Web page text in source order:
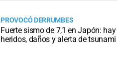
PROVOCÓ DERRUMBES
Fuerte sismo de 7,1 en Japón: hay
heridos, daños y alerta de tsunami